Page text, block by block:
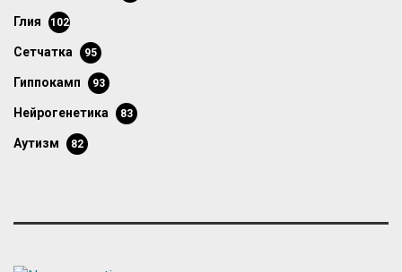
глия 102
сетчатка 95
гиппокамп 93
нейрогенетика 83
аутизм 82